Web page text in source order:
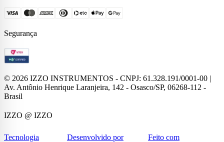
Segurança
© 2026 IZZO INSTRUMENTOS - CNPJ: 61.328.191/0001-00 |
Av. Antônio Henrique Laranjeira, 142 - Osasco/SP, 06268-112 -
Brasil
IZZO @ IZZO
Tecnologia Desenvolvido por Feito com